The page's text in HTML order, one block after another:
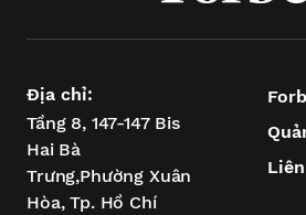
Địa chỉ:
Tầng 8, 147-147 Bis
Hai Bà
Trưng,Phường Xuân
Hòa,Tp. Hồ Chí